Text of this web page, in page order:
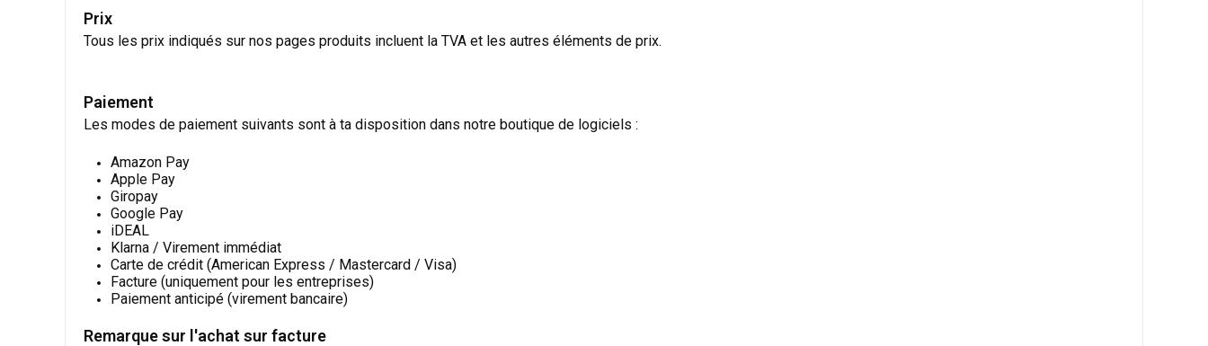
Prix
Tous les prix indiqués sur nos pages produits incluent la TVA et les autres éléments de prix.
Paiement
Les modes de paiement suivants sont à ta disposition dans notre boutique de logiciels :
Amazon Pay
Apple Pay
Giropay
Google Pay
iDEAL
Klarna / Virement immédiat
Carte de crédit (American Express / Mastercard / Visa)
Facture (uniquement pour les entreprises)
Paiement anticipé (virement bancaire)
Remarque sur l'achat sur facture